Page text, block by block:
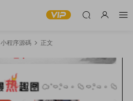
小程序源碼 正文